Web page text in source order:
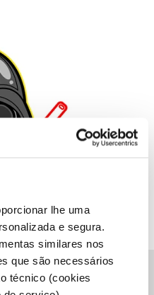
lhe uma
e segura.
similares nos
que são necessários
técnico (cookies